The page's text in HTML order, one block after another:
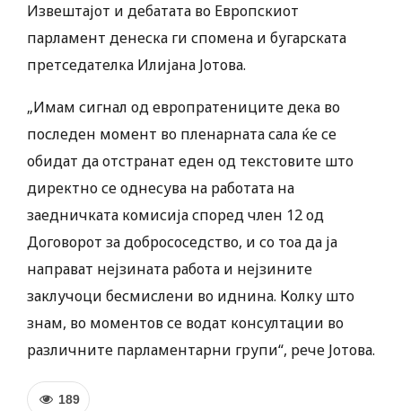
Извештајот и дебатата во Европскиот
парламент денеска ги спомена и бугарската
претседателка Илијана Јотова.
„Имам сигнал од европратениците дека во
последен момент во пленарната сала ќе се
обидат да отстранат еден од текстовите што
директно се однесува на работата на
заедничката комисија според член 12 од
Договорот за добрососедство, и со тоа да ја
направат нејзината работа и нејзините
заклучоци бесмислени во иднина. Колку што
знам, во моментов се водат консултации во
различните парламентарни групи“, рече Јотова.
189